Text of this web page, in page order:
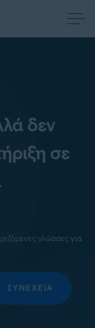
δεν
σε
γλώσσες για
ΣΥΝΈΧΕΙΑ